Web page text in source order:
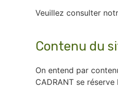
Veuillez consulter
Contenu du
On entend par
CADRANT se